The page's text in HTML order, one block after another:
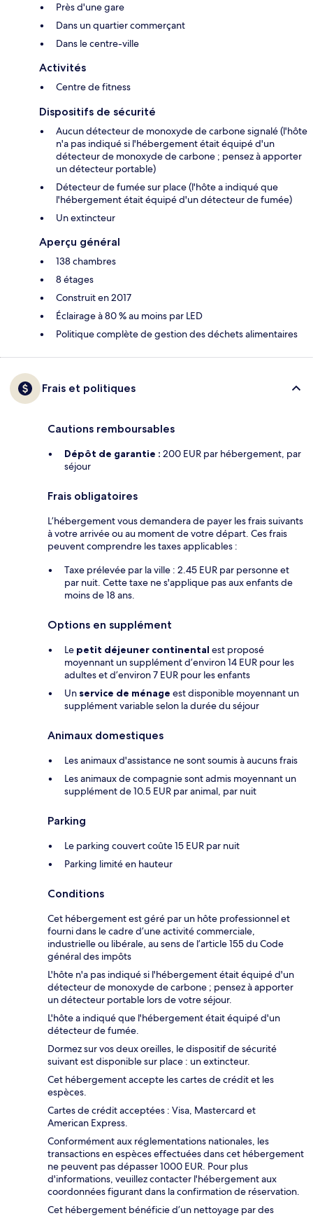
Près d'une gare
Dans un quartier commerçant
Dans le centre-ville
Activités
Centre de fitness
Dispositifs de sécurité
Aucun détecteur de monoxyde de carbone signalé (l'hôte
n'a pas indiqué si l'hébergement était équipé d'un
détecteur de monoxyde de carbone ; pensez à apporter
un détecteur portable)
Détecteur de fumée sur place (l'hôte a indiqué que
l'hébergement était équipé d'un détecteur de fumée)
Un extincteur
Aperçu général
138 chambres
8 étages
Construit en 2017
Éclairage à 80 % au moins par LED
Politique complète de gestion des déchets alimentaires
Frais et politiques
Cautions remboursables
Dépôt de garantie : 200 EUR par hébergement, par
séjour
Frais obligatoires
L’hébergement vous demandera de payer les frais suivants
à votre arrivée ou au moment de votre départ. Ces frais
peuvent comprendre les taxes applicables :
Taxe prélevée par la ville : 2.45 EUR par personne et
par nuit. Cette taxe ne s'applique pas aux enfants de
moins de 18 ans.
Options en supplément
Le petit déjeuner continental est proposé
moyennant un supplément d’environ 14 EUR pour les
adultes et d’environ 7 EUR pour les enfants
Un service de ménage est disponible moyennant un
supplément variable selon la durée du séjour
Animaux domestiques
Les animaux d'assistance ne sont soumis à aucuns frais
Les animaux de compagnie sont admis moyennant un
supplément de 10.5 EUR par animal, par nuit
Parking
Le parking couvert coûte 15 EUR par nuit
Parking limité en hauteur
Conditions
Cet hébergement est géré par un hôte professionnel et
fourni dans le cadre d’une activité commerciale,
industrielle ou libérale, au sens de l’article 155 du Code
général des impôts
L'hôte n'a pas indiqué si l'hébergement était équipé d'un
détecteur de monoxyde de carbone ; pensez à apporter
un détecteur portable lors de votre séjour.
L'hôte a indiqué que l'hébergement était équipé d'un
détecteur de fumée.
Dormez sur vos deux oreilles, le dispositif de sécurité
suivant est disponible sur place : un extincteur.
Cet hébergement accepte les cartes de crédit et les
espèces.
Cartes de crédit acceptées : Visa, Mastercard et
American Express.
Conformément aux réglementations nationales, les
transactions en espèces effectuées dans cet hébergement
ne peuvent pas dépasser 1000 EUR. Pour plus
d'informations, veuillez contacter l'hébergement aux
coordonnées figurant dans la confirmation de réservation.
Cet hébergement bénéficie d’un nettoyage par des